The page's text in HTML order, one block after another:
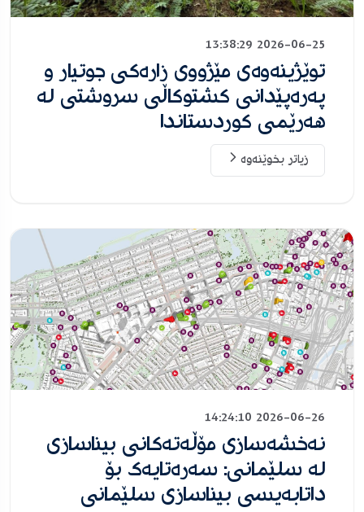
2026-06-25 13:38:29
توێژینه‌وه‌ی مێژووی زاره‌كی جوتیار و
په‌ره‌پێدانی كشتوكاڵی سروشتی له‌
هه‌رێمی كوردستاندا
زیاتر بخوێنەوە
2026-06-26 14:24:10
نەخشەسازی مۆڵەتەکانی بیناسازی
لە سلێمانی: سەرەتایەک بۆ
داتابەیسی بیناسازی سلێمانی